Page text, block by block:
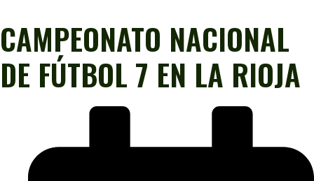
CAMPEONATO NACIONAL
DE FÚTBOL 7 EN LA RIOJA